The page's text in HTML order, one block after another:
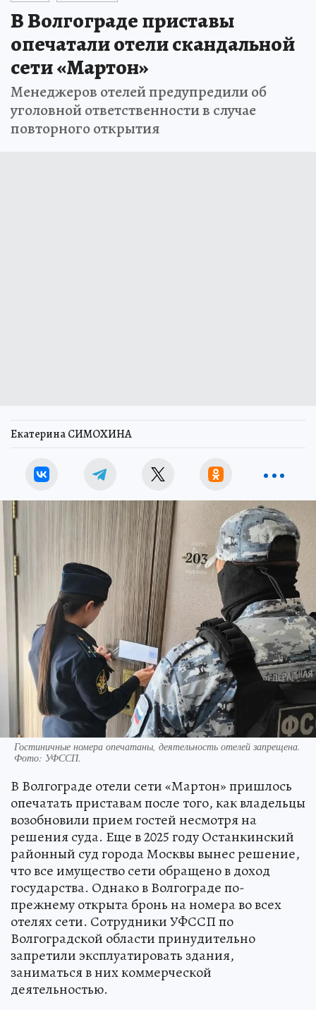
В Волгограде приставы
опечатали отели скандальной
сети «Мартон»
Менеджеров отелей предупредили об
уголовной ответственности в случае
повторного открытия
Екатерина СИМОХИНА
Гостиничные номера опечатаны, деятельность отелей запрещена.
Фото: УФССП.
В Волгограде отели сети «Мартон» пришлось
опечатать приставам после того, как владельцы
возобновили прием гостей несмотря на
решения суда. Еще в 2025 году Останкинский
районный суд города Москвы вынес решение,
что все имущество сети обращено в доход
государства. Однако в Волгограде по-
прежнему открыта бронь на номера во всех
отелях сети. Сотрудники УФССП по
Волгоградской области принудительно
запретили эксплуатировать здания,
заниматься в них коммерческой
деятельностью.